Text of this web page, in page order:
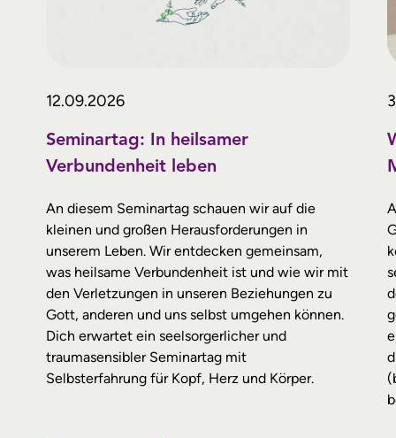
12.09.2026
Seminartag: In heilsamer
Verbundenheit leben
An diesem Seminartag schauen wir auf die
kleinen und großen Herausforderungen in
unserem Leben. Wir entdecken gemeinsam,
was heilsame Verbundenheit ist und wie wir mit
den Verletzungen in unseren Beziehungen zu
Gott, anderen und uns selbst umgehen können.
Dich erwartet ein seelsorgerlicher und
traumasensibler Seminartag mit
Selbsterfahrung für Kopf, Herz und Körper.